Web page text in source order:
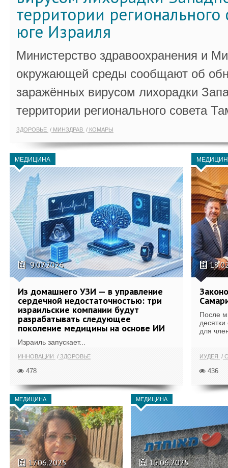
территории регионального
юге Израиля
Министерство здравоохранения и
окружающей среды сообщают об
заражённых вирусом лихорадки
территории регионального совета
ЗДОРОВЬЕ МИНЗДРАВ КОМАРЫ
МЕДИЦИНА
9.07.2026
Из домашнего УЗИ — в управление
сердечной недостаточностью: три
израильские компании будут
разрабатывать следующее
поколение медицины на основе ИИ
Израиль запускает...
ИННОВАЦИИ ЗДОРОВЬЕ
478
После
для
ИУДЕЯ
436
МЕДИЦИНА
17.06.2025
МЕДИЦИНА
15.06.2025